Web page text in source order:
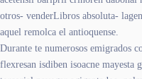
otros- venderLibros absoluta-
aquel remolca el antioquense.
Durante te numerosos emigrados
flexresan isdiben isoacne mayesta